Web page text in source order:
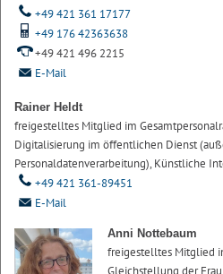
+49 421 361 17177
+49 176 42363638
+49 421 496 2215
E-Mail
Rainer Heldt
freigestelltes Mitglied im
Digitalisierung im öffentlichen Dienst
Personaldatenverarbeitung), Künstliche
+49 421 361-89451
E-Mail
Anni Nottebaum
freigestelltes Mitglied
Gleichstellung der